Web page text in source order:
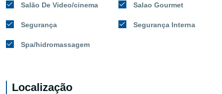
Salão De Video/cinema Salao Gourmet
Segurança Segurança Interna
Spa/hidromassagem
Localização